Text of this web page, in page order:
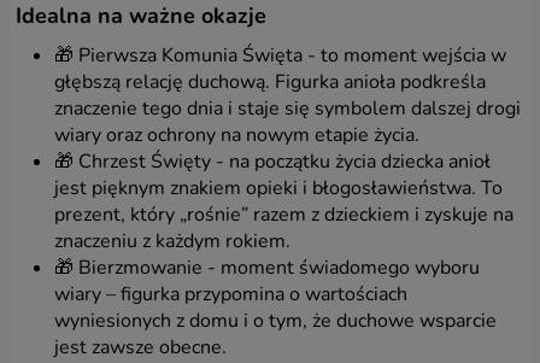
Idealna na ważne okazje
🎁 Pierwsza Komunia Święta - to moment wejścia w
głębszą relację duchową. Figurka anioła podkreśla
znaczenie tego dnia i staje się symbolem dalszej drogi
wiary oraz ochrony na nowym etapie życia.
🎁 Chrzest Święty - na początku życia dziecka anioł
jest pięknym znakiem opieki i błogosławieństwa. To
prezent, który „rośnie” razem z dzieckiem i zyskuje na
znaczeniu z każdym rokiem.
🎁 Bierzmowanie - moment świadomego wyboru
wiary – figurka przypomina o wartościach
wyniesionych z domu i o tym, że duchowe wsparcie
jest zawsze obecne.
Vertrauenspartner
Google Inc. - für statistische Zwecke,
Datenanalyse, Marketingzwecke
Yandex Metrica – für statistische Zwecke,
Datenanalyse
Smartsupp.com, s.r.o. - zum Zweck der
Bereitstellung von Online-Chat-Diensten
Facebook, Inc. - für statistische Zwecke,
Datenanalyse, Marketingzwecke
Hotjar Limited – für statistische Zwecke,
Datenanalyse, Marketingzwecke und zum Zweck
der Bereitstellung von Online-Chat-Diensten